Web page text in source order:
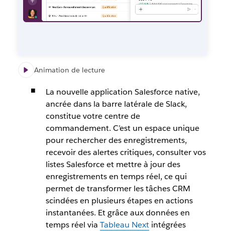
Animation de lecture
La nouvelleapplication Salesforce native,
ancrée dans la barre latérale de Slack,
constitue votre centre de
commandement. C’est un espace unique
pour rechercher des enregistrements,
recevoir des alertes critiques, consulter vos
listes Salesforce et mettre à jour des
enregistrements en temps réel, ce qui
permet de transformer les tâches CRM
scindées en plusieurs étapes en actions
instantanées. Et grâce aux données en
temps réel via Tableau Nextintégrées